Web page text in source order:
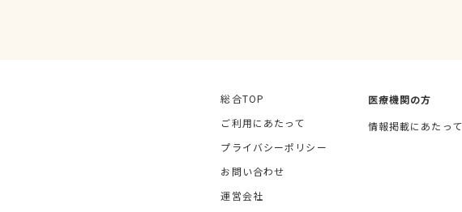
総合TOP
ご利用にあたって
プライバシーポリシー
お問い合わせ
運営会社
医療機関の方
情報掲載にあたって